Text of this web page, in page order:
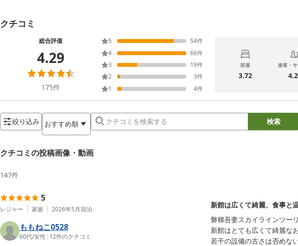
クチコミ
総合評価
4.29
175件
5 54件
4
66件
3
19件
2
3件
1
4件
部屋
3.72
接客・
絞り込み おすすめ順 検索
クチコミの投稿画像・動画
147件
5
レジャー 家族 2026年5月宿泊
ももねこ0528
60代/女性 | 12件のクチコミ
新館は広くて綺麗、食事と
磐梯吾妻スカイラインツー
新館はとても広くて綺麗な
若干の設備の古さは否めな